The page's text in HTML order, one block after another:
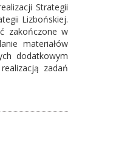
Strategii
Lizbońskiej.
zakończone w
materiałów
dodatkowym
zadań